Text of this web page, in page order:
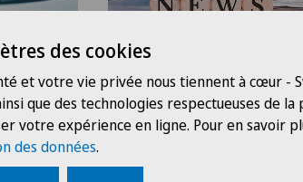
Swiss Medical
renforce sa
et crée la région Arc
lémanique
des cookies
et votre vie privée nous tiennent à cœur -
que des technologies respectueuses de
votre expérience en ligne. Pour en savoir
des données.